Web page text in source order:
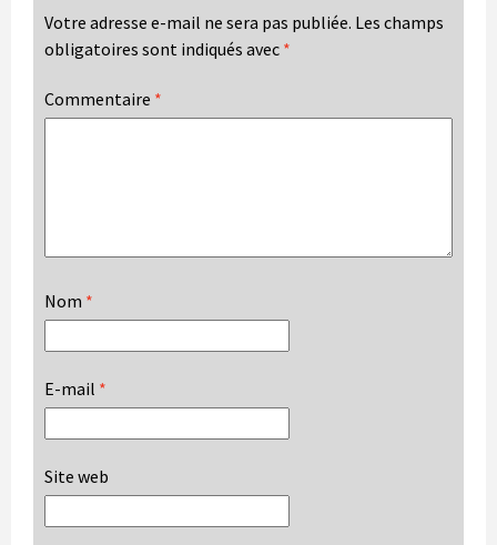
Votre adresse e-mail ne sera pas publiée. Les champs
obligatoires sont indiqués avec *
Commentaire *
Nom *
E-mail *
Site web